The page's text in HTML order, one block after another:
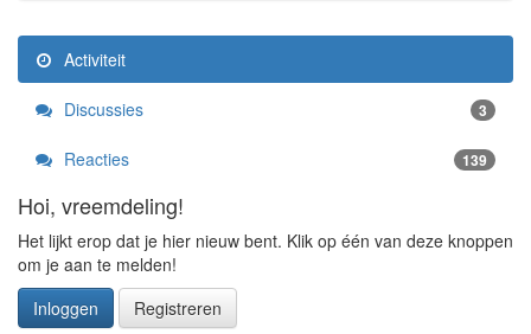
Activiteit
Discussies 3
Reacties 139
Hoi, vreemdeling!
Het lijkt erop dat je hier nieuw bent. Klik op één van deze knoppen
om je aan te melden!
Inloggen
Registreren